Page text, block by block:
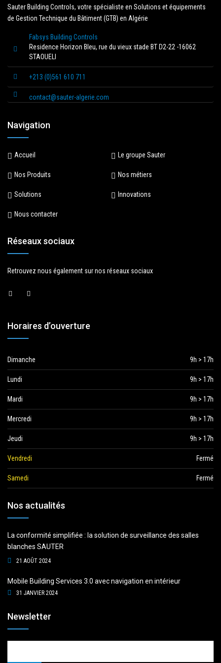
Sauter Building Controls, votre spécialiste en Solutions et équipements
de Gestion Technique du Bâtiment (GTB) en Algérie
Fabsys Building Controls
Residence Horizon Bleu, rue du vieux stade BT D2-22 -16062
STAOUELI
+213 (0)561 610 711
contact@sauter-algerie.com
Navigation
Accueil Le groupe Sauter
Nos Produits Nos métiers
Solutions Innovations
Nous contacter
Réseaux sociaux
Retrouvez nous également sur nos réseaux sociaux
Horaires d’ouverture
Dimanche 9h > 17h
Lundi 9h > 17h
Mardi 9h > 17h
Mercredi 9h > 17h
Jeudi 9h > 17h
Vendredi Fermé
Samedi Fermé
Nos actualités
La conformité simplifiée : la solution de surveillance des salles
blanches SAUTER
21 AOÛT 2024
Mobile Building Services 3.0 avec navigation en intérieur
31 JANVIER 2024
Newsletter